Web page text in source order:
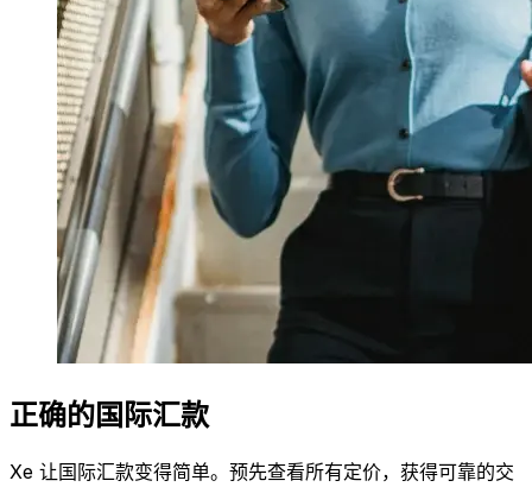
正确的国际汇款
Xe 让国际汇款变得简单。预先查看所有定价，获得可靠的交